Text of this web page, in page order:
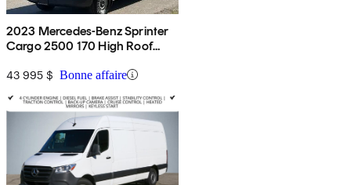
2023 Mercedes-Benz Sprinter
Cargo 2500 170 High Roof
43 995 $ Bonne affaire